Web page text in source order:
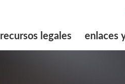
recursos legales enlaces